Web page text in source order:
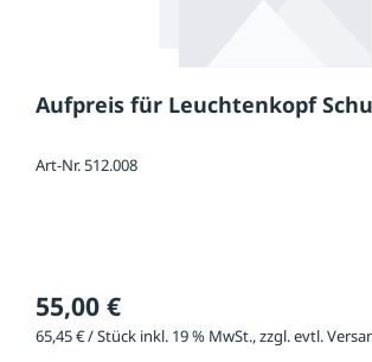
Aufpreis für Leuchtenkopf
Art-Nr. 512.008
55,00 €
65,45 € / Stück inkl. 19 % MwSt., zzgl. evtl.